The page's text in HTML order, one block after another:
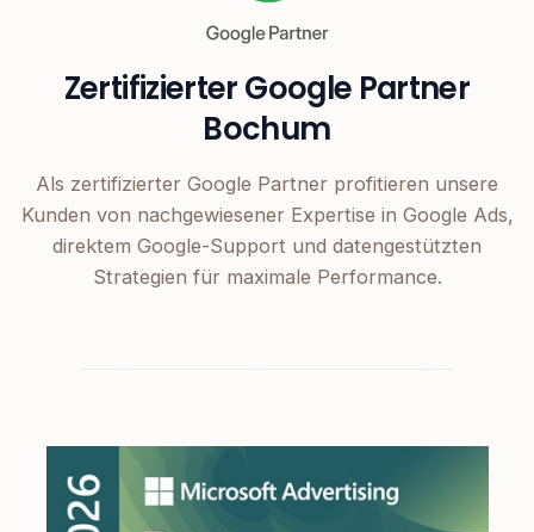
Zertifizierter Google Partner
Bochum
Als zertifizierter Google Partner profitieren unsere
Kunden von nachgewiesener Expertise in Google Ads,
direktem Google-Support und datengestützten
Strategien für maximale Performance.